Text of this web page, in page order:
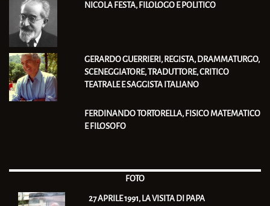
NICOLA FESTA, FILOLOGO E POLITICO
GERARDO GUERRIERI, REGISTA, DRAMMATURGO,
SCENEGGIATORE, TRADUTTORE, CRITICO
TEATRALE E SAGGISTA ITALIANO
FERDINANDO TORTORELLA, FISICO MATEMATICO
E FILOSOFO
FOTO
27 APRILE 1991, LA VISITA DI PAPA